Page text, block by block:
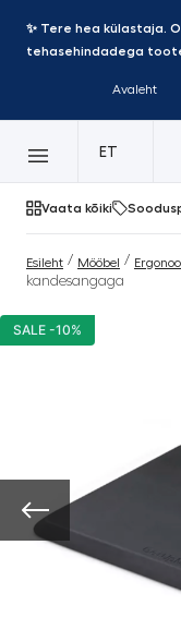
✨ Tere hea külastaja.
tehasehindadega
Avaleht
ET
Vaata kõiki
Esileht / Mööbel /
kandesangaga
SALE -10%